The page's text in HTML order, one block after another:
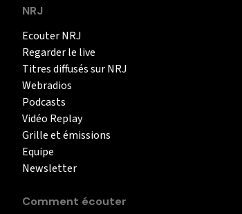
NRJ
Ecouter NRJ
Regarder le live
Titres diffusés sur NRJ
Webradios
Podcasts
Vidéo Replay
Grille et émissions
Equipe
Newsletter
Comment écouter